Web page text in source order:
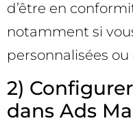
d’être en
notamment si
personnalisées
2)
dans Ads